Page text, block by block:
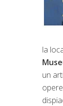
la
un